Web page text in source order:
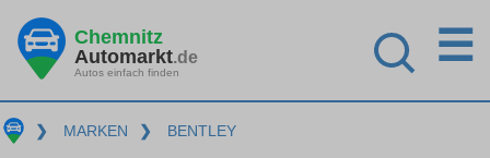
Chemnitz
Automarkt.de
Autos einfach finden
☰
❯ MARKEN ❯ BENTLEY